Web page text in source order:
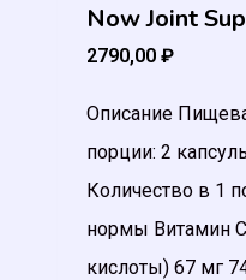
Now Joint
2790,00 ₽
Описание
порции: 2
Количество в 1
нормы Витамин
кислоты) 67 мг